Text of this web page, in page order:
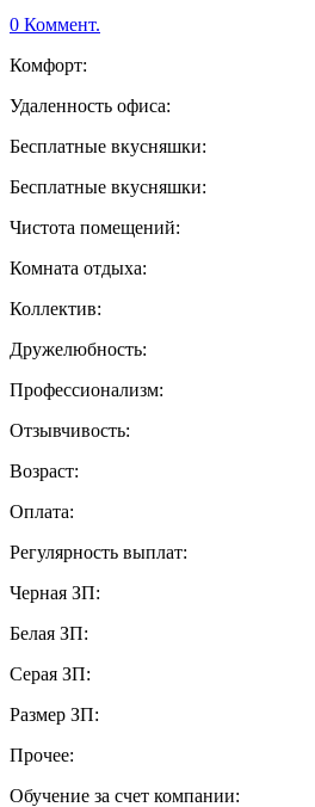
0 Коммент.
Комфорт:
Удаленность офиса:
Бесплатные вкусняшки:
Бесплатные вкусняшки:
Чистота помещений:
Комната отдыха:
Коллектив:
Дружелюбность:
Профессионализм:
Отзывчивость:
Возраст:
Оплата:
Регулярность выплат:
Черная ЗП:
Белая ЗП:
Серая ЗП:
Размер ЗП:
Прочее:
Обучение за счет компании: